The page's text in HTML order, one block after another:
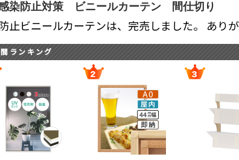
染防止対策 ビニールカーテン 間仕切り
止ビニールカーテンは、完売しました。 あり
ランキング